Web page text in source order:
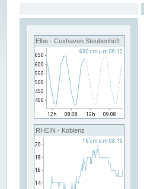
Elbe - Cuxhaven Steubenhöft
RHEIN - Koblenz